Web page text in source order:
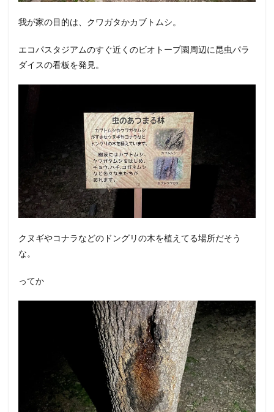
我が家の目的は、クワガタかカブトムシ。
エコパスタジアムのすぐ近くのビオトープ園周辺に昆虫パラ
ダイスの看板を発見。
クヌギやコナラなどのドングリの木を植えてる場所だそう
な。
ってか